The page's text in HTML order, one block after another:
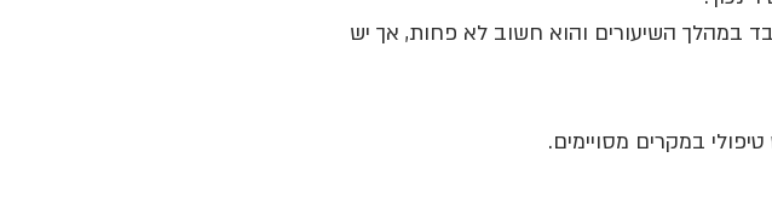
במהלך השיעורים והוא חשוב לא פחות, אך יש
במקרים מסויימים.